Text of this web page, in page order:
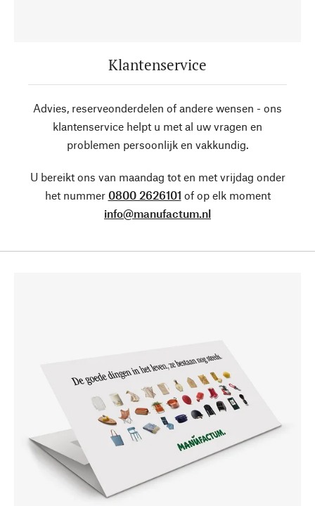
Klantenservice
Advies, reserveonderdelen of andere wensen - ons
klantenservice helpt u met al uw vragen en
problemen persoonlijk en vakkundig.
U bereikt ons van maandag tot en met vrijdag onder
het nummer 0800 2626101 of op elk moment
info@manufactum.nl